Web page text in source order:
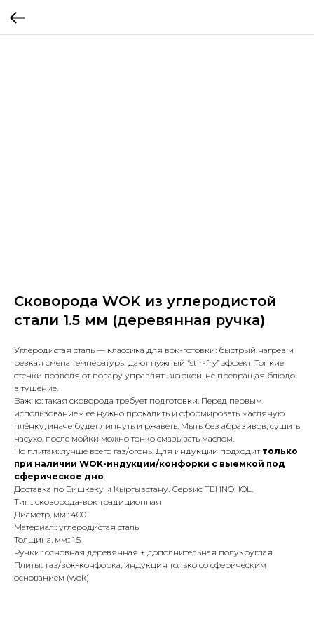
Сковорода WOK из углеродистой
стали 1.5 мм (деревянная ручка)
Углеродистая сталь — классика для вок-готовки: быстрый нагрев и
резкая смена температуры дают нужный “stir-fry” эффект. Тонкие
стенки позволяют повару управлять жаркой, не превращая блюдо
в тушение.
Важно: такая сковорода требует подготовки. Перед первым
использованием её нужно прокалить и сформировать масляную
плёнку, иначе будет липнуть и ржаветь. Мыть без абразивов, сушить
насухо, после мойки можно тонко смазывать маслом.
По плитам: лучше всего газ/огонь. Для индукции подходит только
при наличии WOK-индукции/конфорки с выемкой под
сферическое дно.
Доставка по Бишкеку и Кыргызстану. Сервис TEHNOHOL.
Тип:: сковорода-вок традиционная
Диаметр, мм:: 400
Материал:: углеродистая сталь
Толщина, мм:: 1.5
Ручки:: основная деревянная + дополнительная полукруглая
Плиты:: газ/вок-конфорка; индукция только со сферическим
основанием (wok)